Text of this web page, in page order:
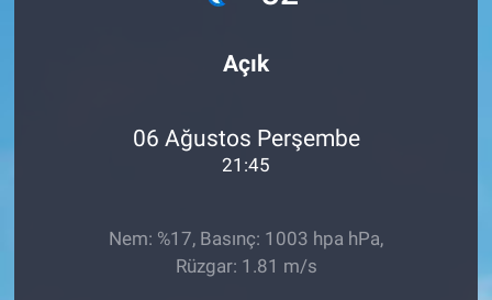
Açık
06 Ağustos Perşembe
21:45
Nem: %17, Basınç: 1003 hpa hPa,
Rüzgar: 1.81 m/s